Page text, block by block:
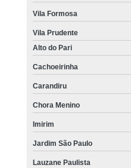
Vila Formosa
Vila Prudente
Alto do Pari
Cachoeirinha
Carandiru
Chora Menino
Imirim
Jardim São Paulo
Lauzane Paulista